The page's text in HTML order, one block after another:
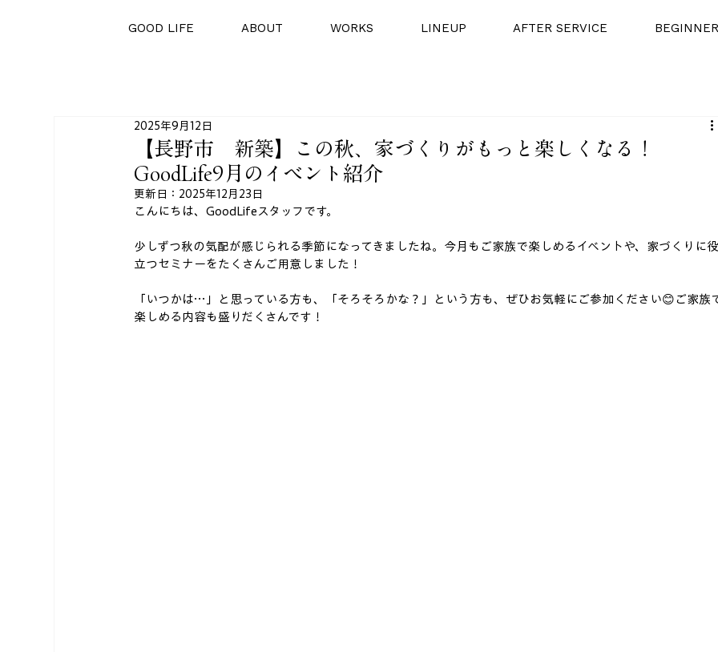
GOOD LIFE ABOUT WORKS LINEUP AFTER SERVICE
【長野市 新築】この秋、家づくりがもっと楽しくなる！
GoodLife9月のイベント紹介
2025年9月12日
更新日： 2025年12月23日
こんにちは、GoodLifeスタッフです。
少しずつ秋の気配が感じられる季節になってきましたね。今月もご家族で楽しめるイベントや、家づくりに
立つセミナーをたくさんご用意しました！
「いつかは…」と思っている方も、「そろそろかな？」という方も、ぜひお気軽にご参加ください😊ご家族
楽しめる内容も盛りだくさんです！